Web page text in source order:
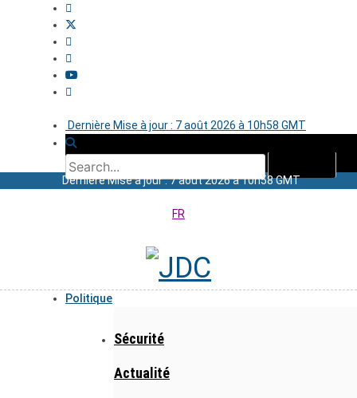
Dernière Mise à jour : 7 août 2026 à 10h58 GMT
Dernière Mise à jour : 7 août 2026 à 10h58 GMT
FR
Politique
Sécurité
Actualité